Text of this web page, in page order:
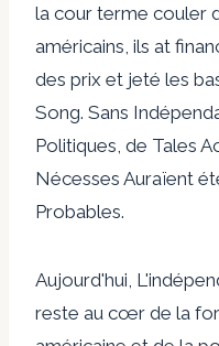
la cour terme couler
américains, ils at
des prix et jeté les
Song. Sans
Politiques, de Tales
Nécesses Auraïent
Probables.
Aujourd'hui,
reste au cœr de la